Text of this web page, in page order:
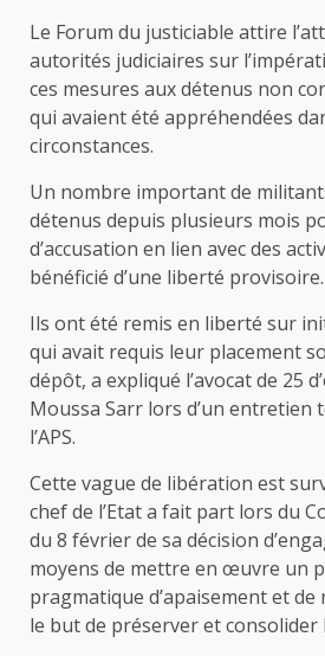
Le Forum du justiciable attire
autorités judiciaires sur
ces mesures aux détenus non
qui avaient été appréhendées
circonstances.
Un nombre important de
détenus depuis plusieurs mois
d’accusation en lien avec des
bénéficié d’une liberté provisoire.
Ils ont été remis en liberté sur
qui avait requis leur placement
dépôt, a expliqué l’avocat de 25
Moussa Sarr lors d’un entretien
l’APS.
Cette vague de libération est
chef de l’Etat a fait part lors du
du 8 février de sa décision
moyens de mettre en œuvre un
pragmatique d’apaisement et
le but de préserver et consolider